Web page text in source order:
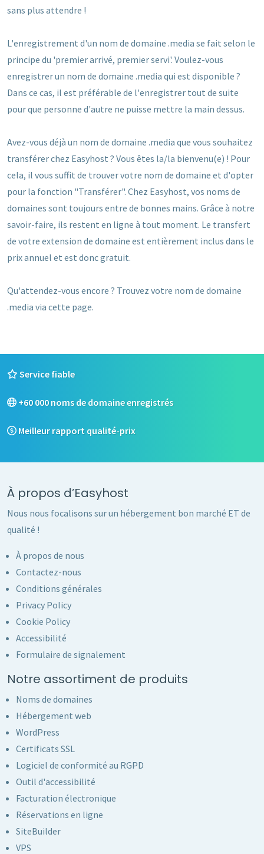
sans plus attendre !
L'enregistrement d'un nom de domaine .media se fait selon le
principe du 'premier arrivé, premier servi'. Voulez-vous
enregistrer un nom de domaine .media qui est disponible ?
Dans ce cas, il est préférable de l'enregistrer tout de suite
pour que personne d'autre ne puisse mettre la main dessus.
Avez-vous déjà un nom de domaine .media que vous souhaitez
transférer chez Easyhost ? Vous êtes la/la bienvenu(e) ! Pour
cela, il vous suffit de trouver votre nom de domaine et d'opter
pour la fonction "Transférer". Chez Easyhost, vos noms de
domaines sont toujours entre de bonnes mains. Grâce à notre
savoir-faire, ils restent en ligne à tout moment. Le transfert
de votre extension de domaine est entièrement inclus dans le
prix annuel et est donc gratuit.
Qu'attendez-vous encore ? Trouvez votre nom de domaine
.media via cette page.
Service fiable
+60 000 noms de domaine enregistrés
Meilleur rapport qualité-prix
À propos d’Easyhost
Nous nous focalisons sur un hébergement bon marché ET de
qualité !
À propos de nous
Contactez-nous
Conditions générales
Privacy Policy
Cookie Policy
Accessibilité
Formulaire de signalement
Notre assortiment de produits
Noms de domaines
Hébergement web
WordPress
Certificats SSL
Logiciel de conformité au RGPD
Outil d'accessibilité
Facturation électronique
Réservations en ligne
SiteBuilder
VPS